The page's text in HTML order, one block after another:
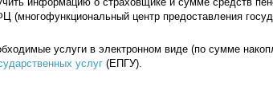
центр предоставления
услуги в электронном виде (по сумме
услуг (ЕПГУ).